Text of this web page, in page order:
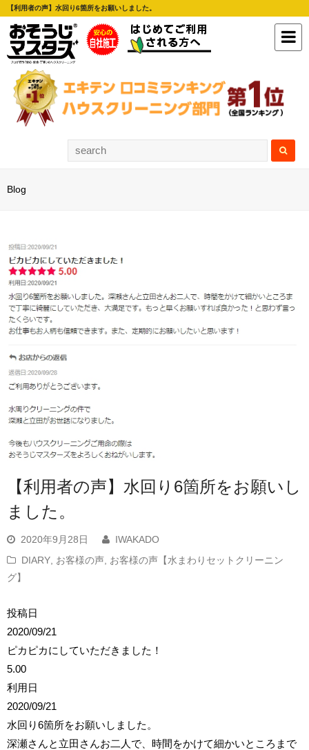
【利用者の声】水回り6箇所をお願いしました。
Blog
【利用者の声】水回り6箇所をお願いし
ました。
2020年9月28日
IWAKADO
DIARY お客様の声 お客様の声【水まわりセットクリーニン
グ】
投稿日
2020/09/21
ピカピカにしていただきました！
5.00
利用日
2020/09/21
水回り6箇所をお願いしました。
深瀬さんと立田さんお二人で、時間をかけて細かいところまで